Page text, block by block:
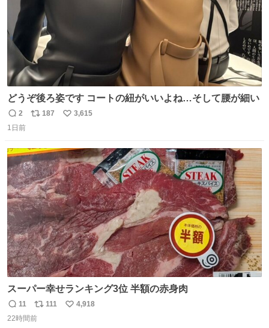
どうぞ後ろ姿です コートの紐がいいよね…そして腰が細い
返
信
2
リ
ト
数
187
い
数
3,615
1日前
スーパー幸せランキング3位 半額の赤身肉
返
信
11
リ
ポ
111
い
4,918
22時間前